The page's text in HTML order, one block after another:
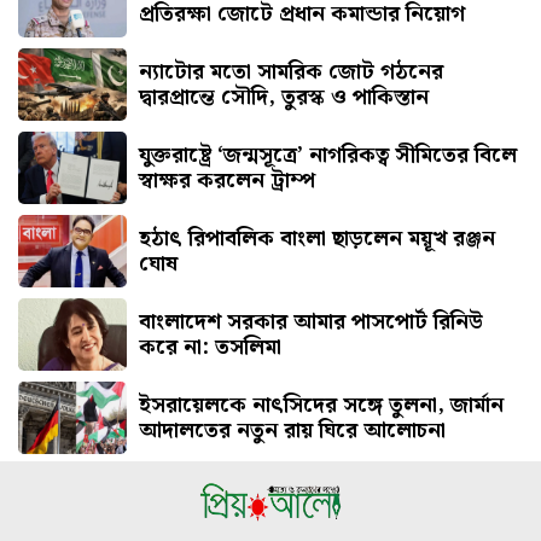
প্রতিরক্ষা জোটে প্রধান কমান্ডার নিয়োগ
ন্যাটোর মতো সামরিক জোট গঠনের
দ্বারপ্রান্তে সৌদি, তুরস্ক ও পাকিস্তান
যুক্তরাষ্ট্রে ‘জন্মসূত্রে’ নাগরিকত্ব সীমিতের বিলে
স্বাক্ষর করলেন ট্রাম্প
হঠাৎ রিপাবলিক বাংলা ছাড়লেন ময়ূখ রঞ্জন
ঘোষ
বাংলাদেশ সরকার আমার পাসপোর্ট রিনিউ
করে না: তসলিমা
ইসরায়েলকে নাৎসিদের সঙ্গে তুলনা, জার্মান
আদালতের নতুন রায় ঘিরে আলোচনা